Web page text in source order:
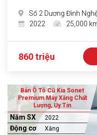
Số 2 Dương Đình
2022
25,000
860 triệu
Bán Ô Tô Cũ Kia Sonet
Premium Máy Xăng Chất
Lượng, Uy Tín
Năm SX 2022
Động cơ Xăng